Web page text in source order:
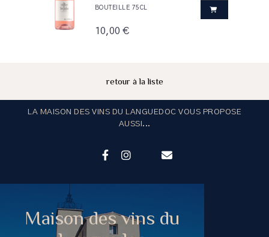
BOUTEILLE 75CL
10,00 €
retour à la liste
LA MAISON DES VINS DU LANGUEDOC VOUS PROPOSE
AUSSI...
Maison des vins du